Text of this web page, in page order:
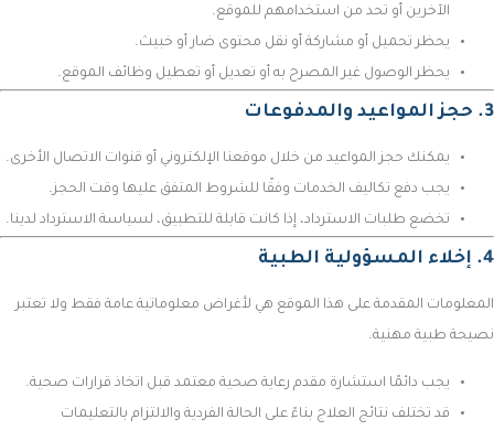
الآخرين أو تحد من استخدامهم للموقع.
يحظر تحميل أو مشاركة أو نقل محتوى ضار أو خبيث.
يحظر الوصول غير المصرح به أو تعديل أو تعطيل وظائف الموقع.
3. حجز المواعيد والمدفوعات
يمكنك حجز المواعيد من خلال موقعنا الإلكتروني أو قنوات الاتصال الأخرى.
يجب دفع تكاليف الخدمات وفقًا للشروط المتفق عليها وقت الحجز.
تخضع طلبات الاسترداد، إذا كانت قابلة للتطبيق، لسياسة الاسترداد لدينا.
4. إخلاء المسؤولية الطبية
المعلومات المقدمة على هذا الموقع هي لأغراض معلوماتية عامة فقط ولا تعتبر
نصيحة طبية مهنية.
يجب دائمًا استشارة مقدم رعاية صحية معتمد قبل اتخاذ قرارات صحية.
قد تختلف نتائج العلاج بناءً على الحالة الفردية والالتزام بالتعليمات